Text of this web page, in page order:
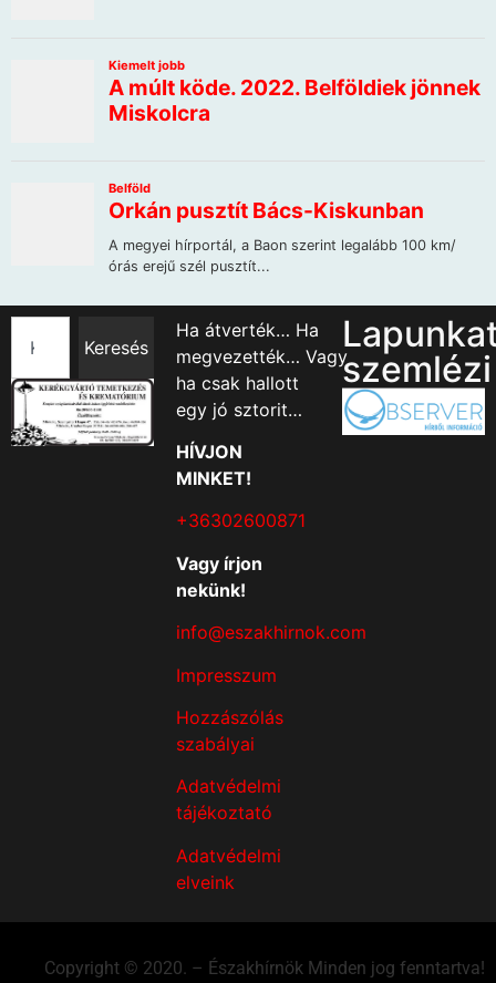
Keresés
Ha átverték… Ha
megvezették… Vagy
ha csak hallott
egy jó sztorit…
HÍVJON
MINKET!
+36302600871
Vagy írjon
nekünk!
info@eszakhirnok.com
Impresszum
Hozzászólás
szabályai
Adatvédelmi
tájékoztató
Adatvédelmi
elveink
szemlézi
Copyright © 2020. – Északhírnök Minden jog fenntartva!